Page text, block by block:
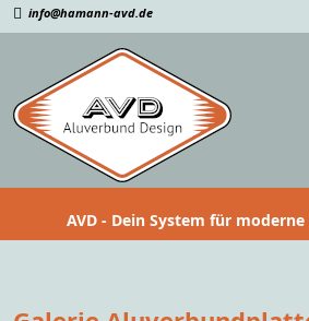
info@hamann-avd.de
AVD - Dein System für